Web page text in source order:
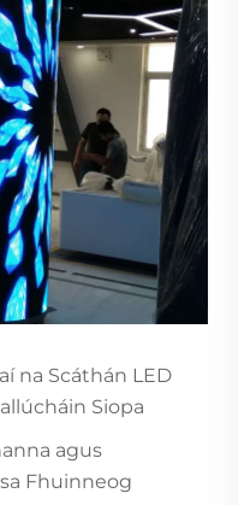
na Scáthán LED
Siopa
agus
Fhuinneog